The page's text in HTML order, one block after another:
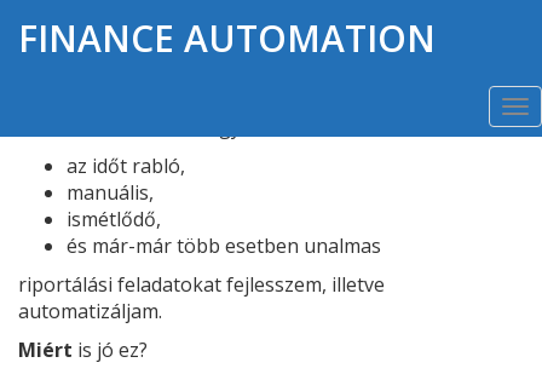
FINANCE AUTOMATION
az időt rabló,
manuális,
ismétlődő,
és már-már több esetben unalmas
riportálási feladatokat fejlesszem, illetve
automatizáljam.
Miért is jó ez?